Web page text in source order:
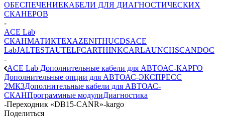
ОБЕСПЕЧЕНИЕКАБЕЛИ ДЛЯ ДИАГНОСТИЧЕСКИХ
СКАНЕРОВ
-
ACE Lab
СКАНМАТИКTEXAZENITHUCDSACE
LabJALTESTAUTELFCARTHINKCARLAUNCHSCANDOC
-
ACE Lab Дополнительные кабели для АВТОАС-КАРГО
Дополнительные опции для АВТОАС-ЭКСПРЕСС
2МК3Дополнительные кабели для АВТОАС-
СКАНПрограммные модулиДиагностика
-Переходник «DB15-CANR»-kargo
Поделиться